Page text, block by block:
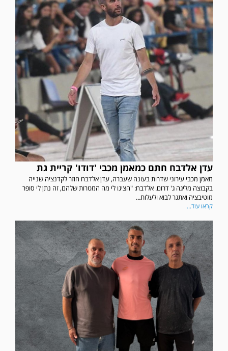
עדן אלדבח חתם כמאמן מכבי 'דודו' קריית גת
מאמן מכבי עירוני שדרות בעונה שעברה, עדן אלדבח חוזר לקדנציה שנייה
בקבוצה מליגה ג' דרום. אלדבח: "הציגו לי מה המטרות שלהם, זה נתן לי סופר
מוטיבציה ואתגר לבוא ולעלות...
קראו עוד...